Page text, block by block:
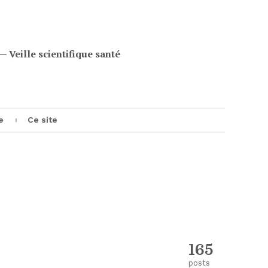
— Veille scientifique santé
Ce site
165
posts